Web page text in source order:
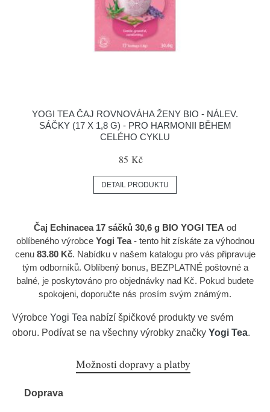
YOGI TEA ČAJ ROVNOVÁHA ŽENY BIO - NÁLEV.
SÁČKY (17 X 1,8 G) - PRO HARMONII BĚHEM
CELÉHO CYKLU
85 Kč
DETAIL PRODUKTU
Čaj Echinacea 17 sáčků 30,6 g BIO YOGI TEA od
oblíbeného výrobce Yogi Tea- tento hit získáte za výhodnou
cenu 83.80 Kč. Nabídku v našem katalogu pro vás připravuje
tým odborníků. Oblíbený bonus, BEZPLATNÉ poštovné a
balné, je poskytováno pro objednávky nad Kč. Pokud budete
spokojeni, doporučte nás prosím svým známým.
Výrobce Yogi Tea nabízí špičkové produkty ve svém
oboru. Podívat se na všechny výrobky značky Yogi Tea.
Možnosti dopravy a platby
Doprava